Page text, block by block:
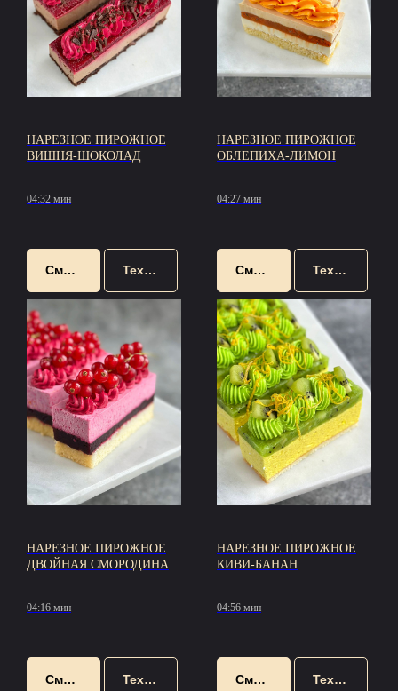
НАРЕЗНОЕ ПИРОЖНОЕ
ВИШНЯ-ШОКОЛАД
04:32 мин
Смотреть Техкарта
НАРЕЗНОЕ ПИРОЖНОЕ
ОБЛЕПИХА-ЛИМОН
04:27 мин
Смотреть Техкарта
НАРЕЗНОЕ ПИРОЖНОЕ
ДВОЙНАЯ СМОРОДИНА
04:16 мин
Смотреть Техкарта
НАРЕЗНОЕ ПИРОЖНОЕ
КИВИ-БАНАН
04:56 мин
Смотреть Техкарта